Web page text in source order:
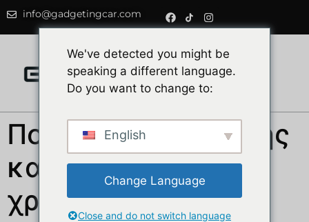
info@gadgetingcar.com
Πολιτική επιστροφής
και επιστροφής
χρημάτων
We've detected you might be
speaking a different language.
Do you want to change to:
English
Change Language
Close and do not switch language